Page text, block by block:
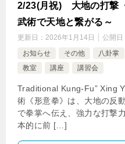
2/23(月祝) 大地の打撃
武術で天地と繋がる～
更新日： 2026年1月14日 公開日
お知らせ
その他 八卦掌
教室
講座 講習会
Traditional Kung-Fu” Xing
術《形意拳》は、大地の反
で拳掌へ伝え、強力な打撃
本的に前 […]